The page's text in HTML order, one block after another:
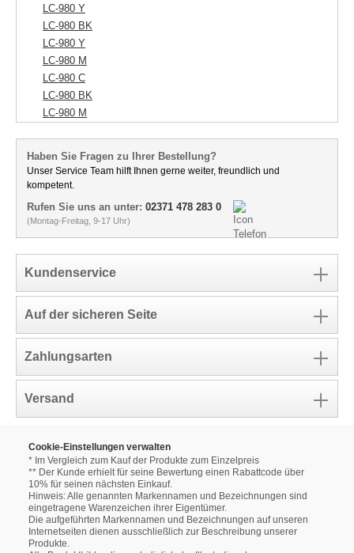
LC-980 Y
LC-980 BK
LC-980 Y
LC-980 M
LC-980 C
LC-980 BK
LC-980 M
Haben Sie Fragen zu Ihrer Bestellung?
Unser Service Team hilft Ihnen gerne weiter, freundlich und
kompetent.
Rufen Sie uns an unter: 02371 478 283 0
(Montag-Freitag, 9-17 Uhr)
Kundenservice
Auf der sicheren Seite
Zahlungsarten
Versand
Cookie-Einstellungen verwalten
* Im Vergleich zum Kauf der Produkte zum Einzelpreis
** Der Kunde erhielt für seine Bewertung einen Rabattcode über
10% für seinen nächsten Einkauf.
Hinweis: Alle genannten Markennamen und Bezeichnungen sind
eingetragene Warenzeichen ihrer Eigentümer.
Die aufgeführten Markennamen und Bezeichnungen auf unseren
Internetseiten dienen ausschließlich zur Beschreibung unserer
Produkte.